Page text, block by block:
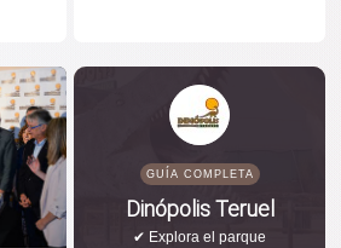
GUÍA COMPLETA
Dinópolis Teruel
✔ Explora el parque